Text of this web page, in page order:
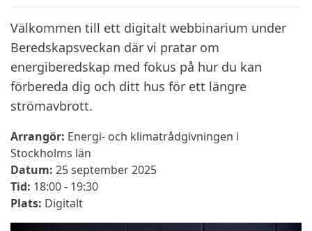
Välkommen till ett digitalt webbinarium under
Beredskapsveckan där vi pratar om
energiberedskap med fokus på hur du kan
förbereda dig och ditt hus för ett längre
strömavbrott.
Arrangör: Energi- och klimatrådgivningen i
Stockholms län
Datum: 25 september 2025
Tid: 18:00 - 19:30
Plats: Digitalt